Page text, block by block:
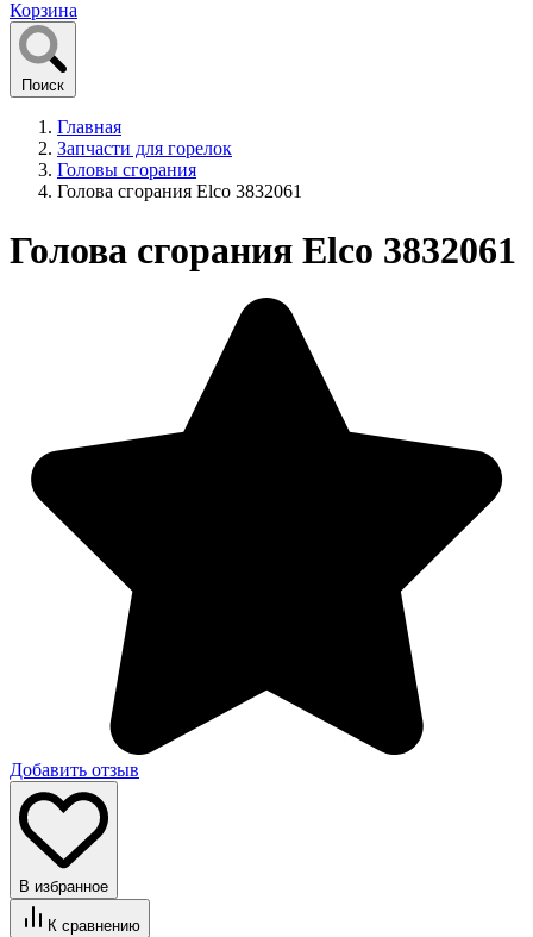
Корзина
Поиск
Главная
Запчасти для горелок
Головы сгорания
Голова сгорания Elco 3832061
Голова сгорания Elco 3832061
Добавить отзыв
В избранное
К сравнению